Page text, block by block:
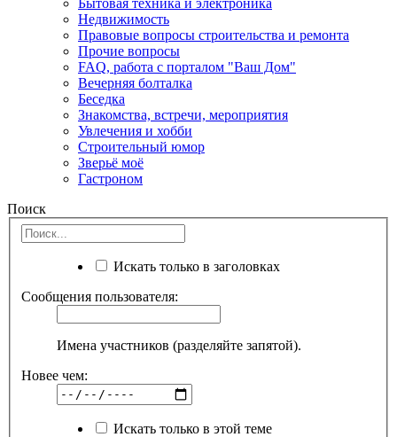
Бытовая техника и электроника
Недвижимость
Правовые вопросы строительства и ремонта
Прочие вопросы
FAQ, работа с порталом "Ваш Дом"
Вечерняя болталка
Беседка
Знакомства, встречи, мероприятия
Увлечения и хобби
Строительный юмор
Зверьё моё
Гастроном
Поиск
Искать только в заголовках
Сообщения пользователя:
Имена участников (разделяйте запятой).
Новее чем:
Искать только в этой теме